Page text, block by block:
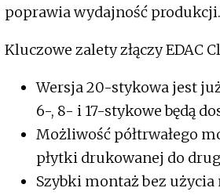
poprawia wydajność produkcji.
Kluczowe zalety złączy EDAC
Wersja 20-stykowa jest
6-, 8- i 17-stykowe będą
Możliwość półtrwałego
płytki drukowanej do
Szybki montaż bez użycia